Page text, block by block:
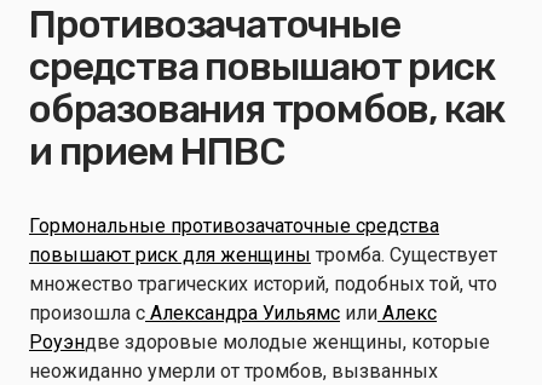
Противозачаточные
средства повышают риск
образования тромбов, как
и прием НПВС
Гормональные противозачаточные средства
повышают риск для женщины тромба. Существует
множество трагических историй, подобных той, что
произошла с Александра Уильямс или Алекс
Роуэндве здоровые молодые женщины, которые
неожиданно умерли от тромбов, вызванных